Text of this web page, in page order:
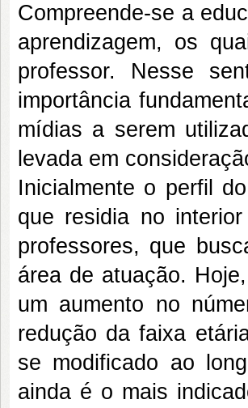
Compreende-se a
aprendizagem, os
professor. Nesse
importância
mídias a serem
levada em
Inicialmente o perfil
que residia no
professores, que
área de atuação.
um aumento no
redução da faixa
se modificado ao
ainda é o mais